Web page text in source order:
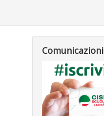
Comunicazioni